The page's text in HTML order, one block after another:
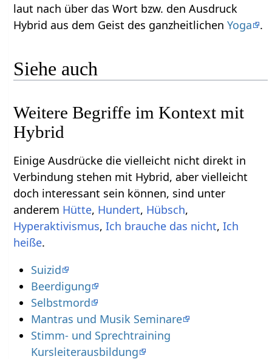
laut nach über das Wort bzw. den Ausdruck
Hybrid‏‎ aus dem Geist des ganzheitlichenYoga .
Siehe auch
Weitere Begriffe im Kontext mit
Einige Ausdrücke die vielleicht nicht direkt in
Verbindung stehen mit Hybrid‏‎, aber vielleicht
doch interessant sein können, sind unter
anderem
, ,
,
, ,Ich
.
Suizid
Beerdigung
Selbstmord
Mantras und Musik Seminare
Stimm- und Sprechtraining
Kursleiterausbildung